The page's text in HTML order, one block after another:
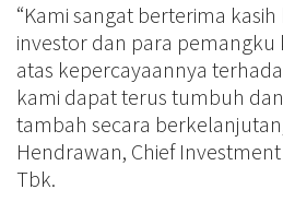
“Kami sangat berterima
investor dan para pemangku
atas kepercayaannya
kami dapat terus tumbuh
tambah secara
Hendrawan, Chief
Tbk.